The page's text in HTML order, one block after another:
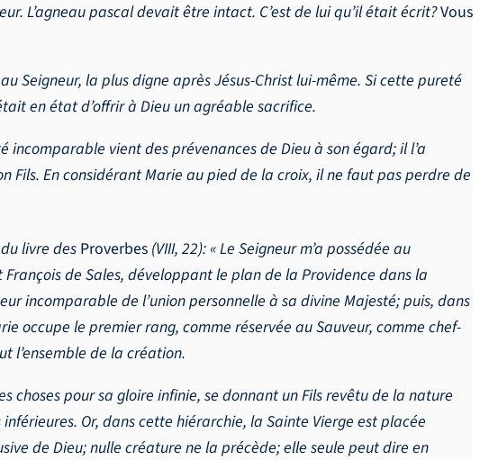
L’agneau pascal devait être intact. C’est de lui qu’il était écrit?Vous
Seigneur, la plus digne après Jésus-Christ lui-même. Si cette pureté
en état d’offrir à Dieu un agréable sacrifice.
vient des prévenances de Dieu à son égard; il l’a
En considérant Marie au pied de la croix, il ne faut pas perdre de
livre desProverbes (VIII, 22): « Le Seigneur m’a possédée au
François de Sales, développant le plan de la Providence dans la
incomparable de l’union personnelle à sa divine Majesté; puis, dans
occupe le premier rang, comme réservée au Sauveur, comme chef-
l’ensemble de la création.
choses pour sa gloire infinie, se donnant un Fils revêtu de la nature
Or, dans cette hiérarchie, la Sainte Vierge est placée
de Dieu; nulle créature ne la précède; elle seule peut dire en